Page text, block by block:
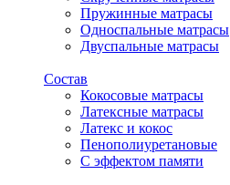
Пружинные матрасы
Односпальные матрасы
Двуспальные матрасы
Состав
Кокосовые матрасы
Латексные матрасы
Латекс и кокос
Пенополиуретановые
С эффектом памяти